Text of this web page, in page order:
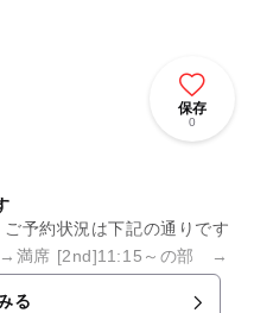
保存
0
予約状況は下記の通りです
る